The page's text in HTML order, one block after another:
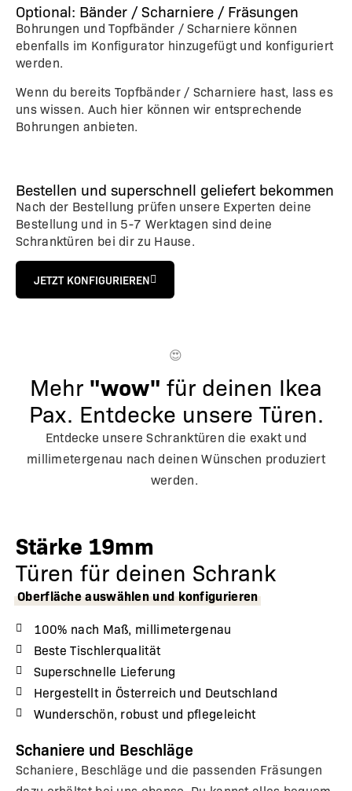
Optional: Bänder / Scharniere / Fräsungen
Bohrungen und Topfbänder / Scharniere können
ebenfalls im Konfigurator hinzugefügt und konfiguriert
werden.
Wenn du bereits Topfbänder / Scharniere hast, lass es
uns wissen. Auch hier können wir entsprechende
Bohrungen anbieten.
Bestellen und superschnell geliefert bekommen
Nach der Bestellung prüfen unsere Experten deine
Bestellung und in 5-7 Werktagen sind deine
Schranktüren bei dir zu Hause.
JETZT KONFIGURIEREN
😍
Mehr "wow" für deinen Ikea
Pax. Entdecke unsere Türen.
Entdecke unsere Schranktüren die exakt und
millimetergenau nach deinen Wünschen produziert
werden.
Stärke 19mm
Türen für deinen Schrank
Oberfläche auswählen und konfigurieren
100% nach Maß, millimetergenau
Beste Tischlerqualität
Superschnelle Lieferung
Hergestellt in Österreich und Deutschland
Wunderschön, robust und pflegeleicht
Schaniere und Beschläge
Schaniere, Beschläge und die passenden Fräsungen